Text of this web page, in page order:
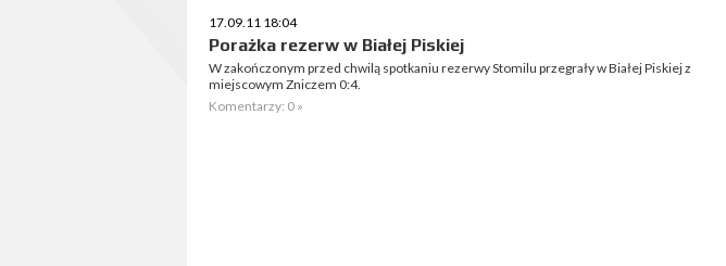
17.09.11 18:04
Porażka rezerw w Białej Piskiej
W zakończonym przed chwilą spotkaniu rezerwy Stomilu przegrały w Białej Piskiej z
miejscowym Zniczem 0:4.
Komentarzy: 0 »